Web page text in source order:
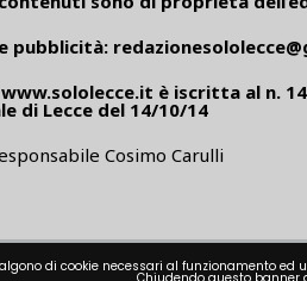
pubblicità:
www.sololecce.it è iscritta al n.
di Lecce del 14/10/14
Cosimo Carulli
di cookie necessari al funzionamento